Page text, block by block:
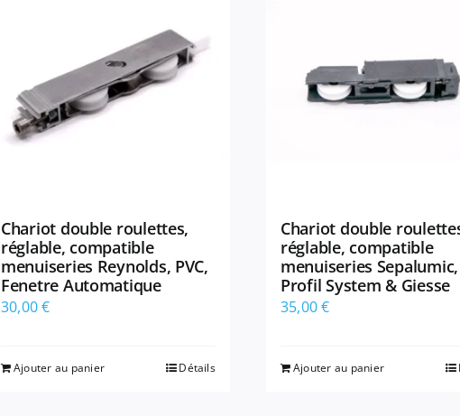
Chariot double roulettes,
réglable, compatible
menuiseries Reynolds, PVC,
Fenetre Automatique
30,00€
Ajouter au panier Détails
Chariot double
réglable, compatible
menuiseries Sepalumic,
Profil System & Giesse
35,00€
Ajouter au panier